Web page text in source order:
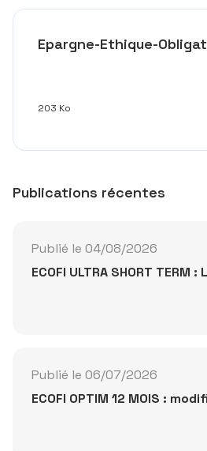
Epargne-Ethique-
203 Ko
Publications récentes
Publié le 04/08/2026
ECOFI ULTRA SHORT TERM :
Publié le 06/07/2026
ECOFI OPTIM 12 MOIS :